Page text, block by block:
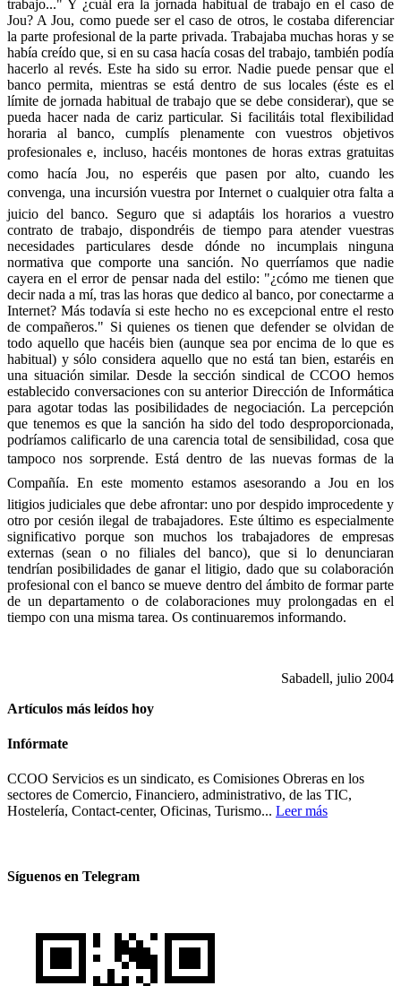
trabajo..." Y ¿cuál era la jornada habitual de trabajo en el caso de
Jou? A Jou, como puede ser el caso de otros, le costaba diferenciar
la parte profesional de la parte privada. Trabajaba muchas horas y se
había creído que, si en su casa hacía cosas del trabajo, también podía
hacerlo al revés. Este ha sido su error. Nadie puede pensar que el
banco permita, mientras se está dentro de sus locales (éste es el
límite de jornada habitual de trabajo que se debe considerar), que se
pueda hacer nada de cariz particular. Si facilitáis total flexibilidad
horaria al banco, cumplís plenamente con vuestros objetivos
profesionales e, incluso, hacéis montones de horas extras gratuitas
como hacía Jou, no esperéis que pasen por alto, cuando les
convenga, una incursión vuestra por Internet o cualquier otra falta a
juicio del banco. Seguro que si adaptáis los horarios a vuestro
contrato de trabajo, dispondréis de tiempo para atender vuestras
necesidades particulares desde dónde no incumplais ninguna
normativa que comporte una sanción. No querríamos que nadie
cayera en el error de pensar nada del estilo: "¿cómo me tienen que
decir nada a mí, tras las horas que dedico al banco, por conectarme a
Internet? Más todavía si este hecho no es excepcional entre el resto
de compañeros." Si quienes os tienen que defender se olvidan de
todo aquello que hacéis bien (aunque sea por encima de lo que es
habitual) y sólo considera aquello que no está tan bien, estaréis en
una situación similar. Desde la sección sindical de CCOO hemos
establecido conversaciones con su anterior Dirección de Informática
para agotar todas las posibilidades de negociación. La percepción
que tenemos es que la sanción ha sido del todo desproporcionada,
podríamos calificarlo de una carencia total de sensibilidad, cosa que
tampoco nos sorprende. Está dentro de las nuevas formas de la
Compañía. En este momento estamos asesorando a Jou en los
litigios judiciales que debe afrontar: uno por despido improcedente y
otro por cesión ilegal de trabajadores. Este último es especialmente
significativo porque son muchos los trabajadores de empresas
externas (sean o no filiales del banco), que si lo denunciaran
tendrían posibilidades de ganar el litigio, dado que su colaboración
profesional con el banco se mueve dentro del ámbito de formar parte
de un departamento o de colaboraciones muy prolongadas en el
tiempo con una misma tarea. Os continuaremos informando.
Sabadell, julio 2004
Artículos más leídos hoy
Infórmate
CCOO Servicios es un sindicato, es Comisiones Obreras en los
sectores de Comercio, Financiero, administrativo, de las TIC,
Hostelería, Contact-center, Oficinas, Turismo... Leer más
Síguenos en Telegram